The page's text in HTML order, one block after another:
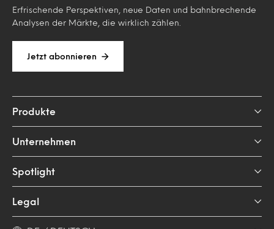
Erfrischende Perspektiven, neue Daten und bahnbrechende
Analysen der Märkte, die wirklich zählen.
Jetzt abonnieren
Produkte
Unternehmen
Spotlight
Legal